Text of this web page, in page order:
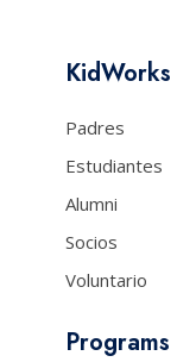
KidWorks
Padres
Estudiantes
Alumni
Socios
Voluntario
Programs